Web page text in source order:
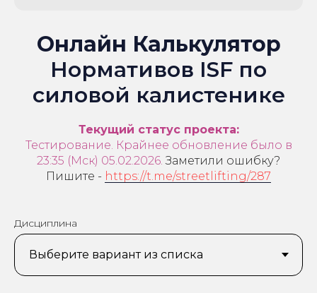
Онлайн Калькулятор
Нормативов ISF по
силовой калистенике
Текущий статус проекта:
Тестирование. Крайнее обновление было в
23:35 (Мск) 05.02.2026.Заметили ошибку?
Пишите - https://t.me/streetlifting/287
Дисциплина